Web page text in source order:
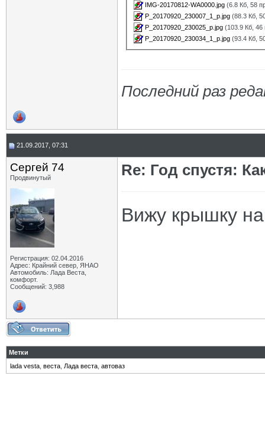
IMG-20170812-WA0000.jpg (6.8 Кб, 58
P_20170920_230007_1_p.jpg (88.3 Кб,
P_20170920_230025_p.jpg (103.9 Кб, 46
P_20170920_230034_1_p.jpg (93.4 Кб,
Последний раз
21.09.2017, 07:31
Сергей 74
Продвинутый
Регистрация: 02.04.2016
Адрес: Крайний север, ЯНАО
Автомобиль: Лада Веста,
комфорт.
Сообщений: 3,988
Re: Год спустя:
Вижу крышку
Метки
lada vesta веста Лада веста автоваз